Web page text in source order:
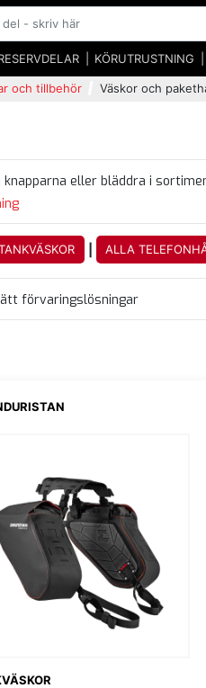
KÖRUTRUSTNING
och tillbehör Väskor och
eller bläddra i
ALLA
förvaringslösningar